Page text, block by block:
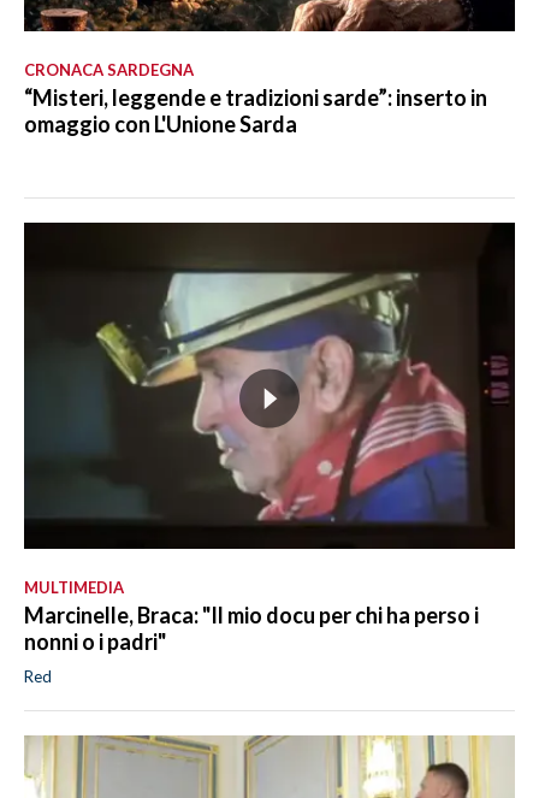
CRONACA SARDEGNA
“Misteri, leggende e tradizioni sarde”: inserto in
omaggio con L'Unione Sarda
MULTIMEDIA
Marcinelle, Braca: "Il mio docu per chi ha perso i
nonni o i padri"
Red